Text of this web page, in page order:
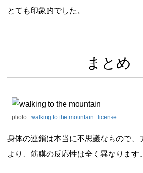
とても印象的でした。
まとめ
photo : walking to the mountain : license
身体の連鎖は本当に不思議なもので、
より、筋膜の反応性は全く異なります。